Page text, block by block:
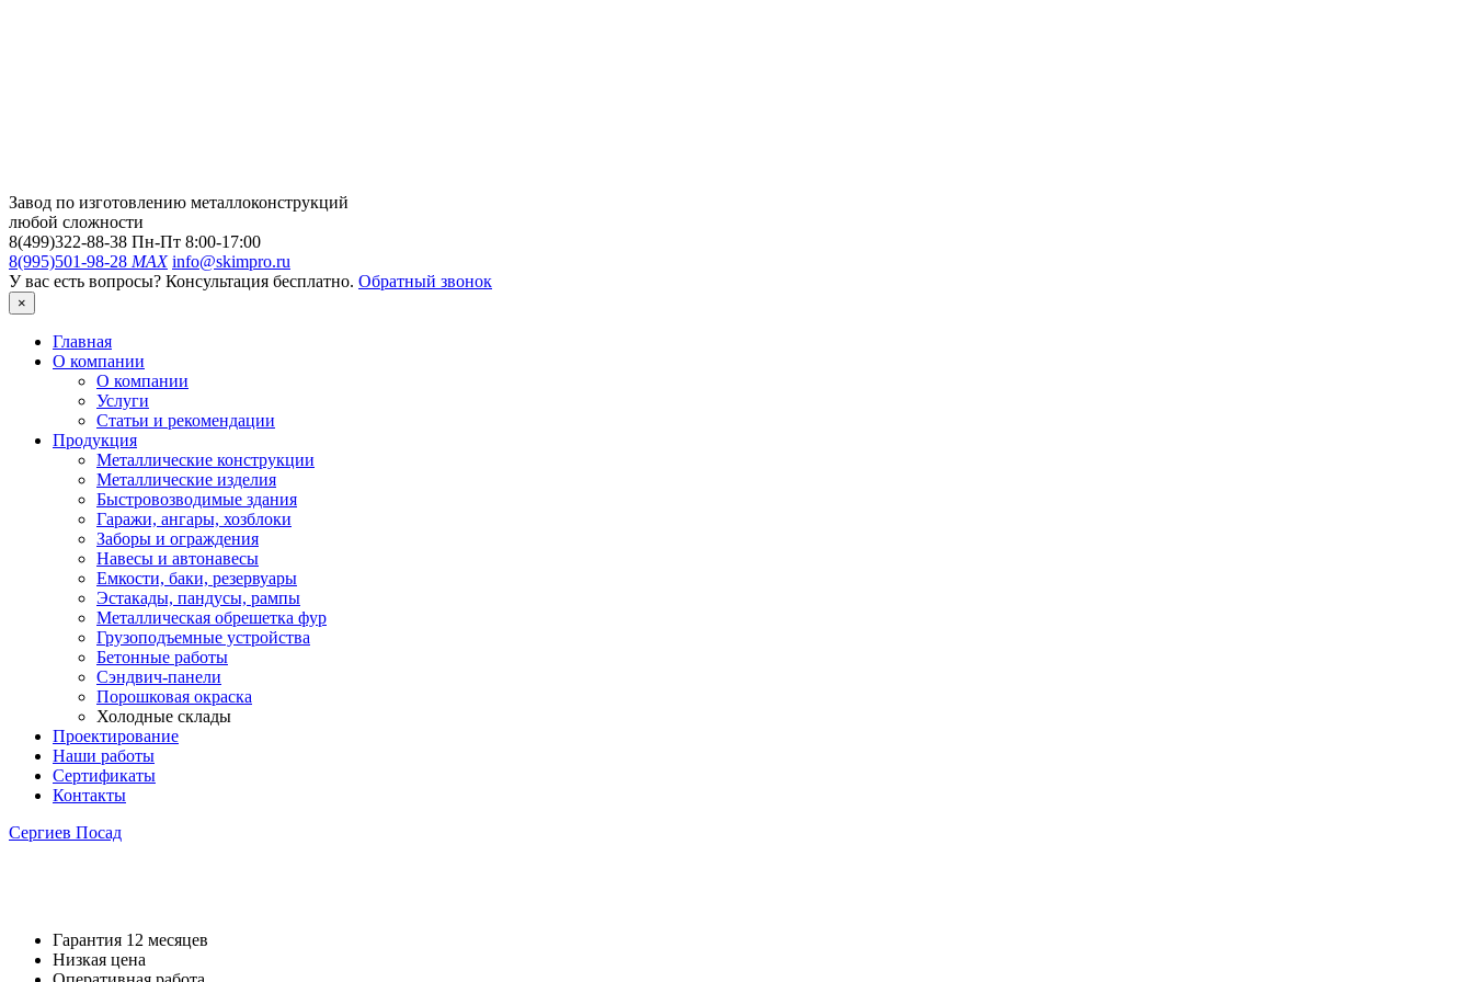
Завод по изготовлению металлоконструкций
любой сложности
8(499)322-88-38 Пн-Пт 8:00-17:00
8(995)501-98-28 MAX info@skimpro.ru
У вас есть вопросы? Консультация бесплатно. Обратный звонок
×
Главная
О компании
О компании
Услуги
Статьи и рекомендации
Продукция
Металлические конструкции
Металлические изделия
Быстровозводимые здания
Гаражи, ангары, хозблоки
Заборы и ограждения
Навесы и автонавесы
Емкости, баки, резервуары
Эстакады, пандусы, рампы
Металлическая обрешетка фур
Грузоподъемные устройства
Бетонные работы
Сэндвич-панели
Порошковая окраска
Холодные склады
Проектирование
Наши работы
Сертификаты
Контакты
Сергиев Посад
Гарантия 12 месяцев
Низкая цена